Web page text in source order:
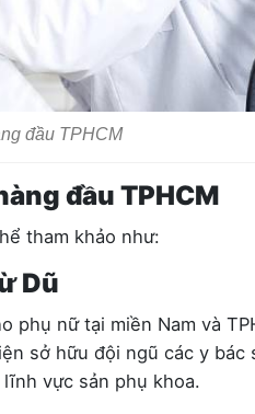
đầu TPHCM
đầu TPHCM
tham khảo như:
Dũ
phụ nữ tại miền Nam và
sở hữu đội ngũ các y bác
vực sản phụ khoa.